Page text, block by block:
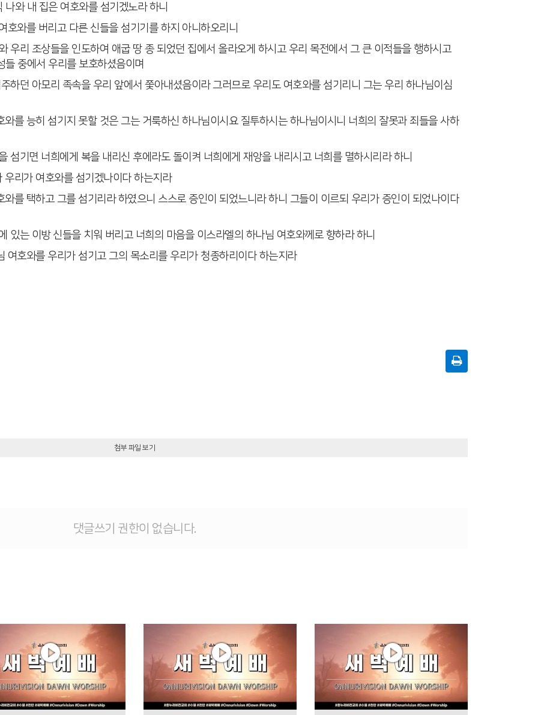
와 내 집은 여호와를 섬기겠노라 하니
와를 버리고 다른 신들을 섬기기를 하지 아니하오리니
우리 조상들을 인도하여 애굽 땅 종 되었던 집에서 올라오게 하시고 우리 목전에서 그 큰 이적들을 행하시고
중에서 우리를 보호하셨음이며
하던 아모리 족속을 우리 앞에서 쫓아내셨음이라 그러므로 우리도 여호와를 섬기리니 그는 우리 하나님이심
를 능히 섬기지 못할 것은 그는 거룩하신 하나님이시요 질투하시는 하나님이시니 너희의 잘못과 죄들을 사하
섬기면 너희에게 복을 내리신 후에라도 돌이켜 너희에게 재앙을 내리시고 너희를 멸하시리라 하니
리가 여호와를 섬기겠나이다 하는지라
를 택하고 그를 섬기리라 하였으니 스스로 증인이 되었느니라 하니 그들이 이르되 우리가 증인이 되었나이다
있는 이방 신들을 치워 버리고 너희의 마음을 이스라엘의 하나님 여호와께로 향하라 하니
호와를 우리가 섬기고 그의 목소리를 우리가 청종하리이다 하는지라
첨부 파일 보기
댓글쓰기 권한이 없습니다.